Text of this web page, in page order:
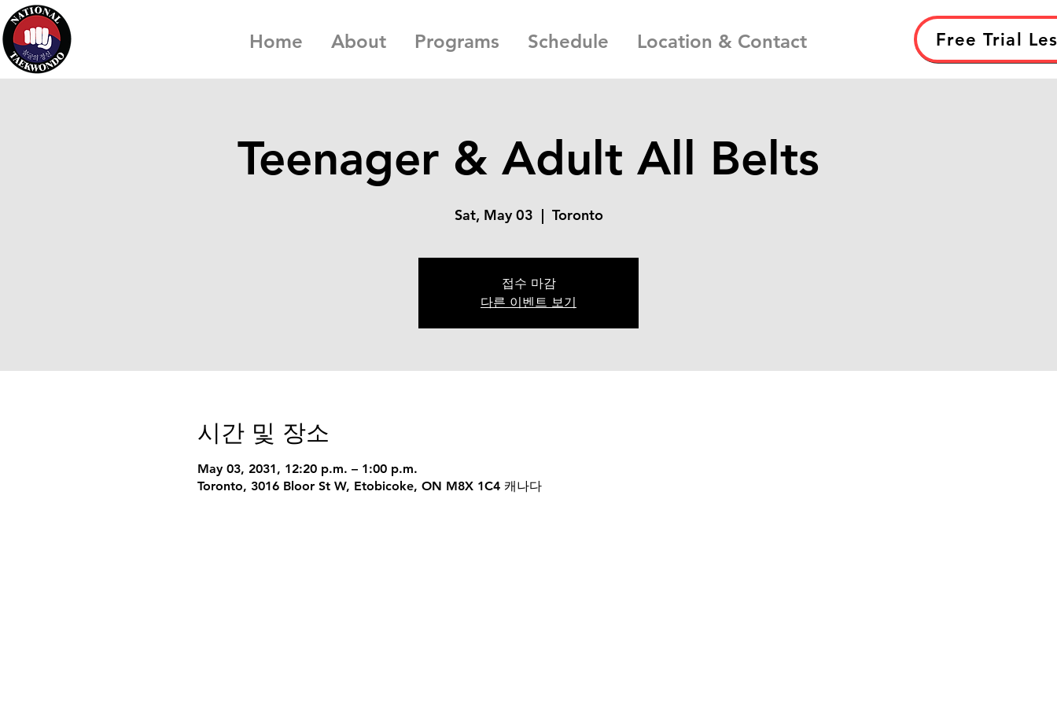
Home About Programs Schedule Location & Contact Free Trial
Teenager & Adult All Belts
Sat, May 03
  |
Toronto
접수 마감
다른 이벤트 보기
시간 및 장소
May 03, 2031, 12:20 p.m. – 1:00 p.m.
Toronto, 3016 Bloor St W, Etobicoke, ON M8X 1C4 캐나다